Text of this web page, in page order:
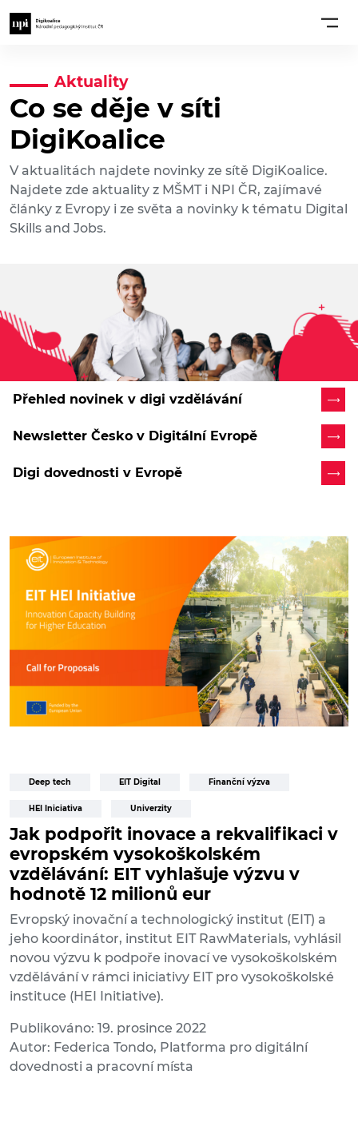
Aktuality
Co se děje v síti
DigiKoalice
V aktualitách najdete novinky ze sítě DigiKoalice.
Najdete zde aktuality z MŠMT i NPI ČR, zajímavé
články z Evropy i ze světa a novinky k tématu Digital
Skills and Jobs.
Přehled novinek v digi vzdělávání
Newsletter Česko v Digitální Evropě
Digi dovednosti v Evropě
Deep tech EIT Digital Finanční výzva
HEI Iniciativa Univerzity
Jak podpořit inovace a rekvalifikaci v
evropském vysokoškolském
vzdělávání: EIT vyhlašuje výzvu v
hodnotě 12 milionů eur
Evropský inovační a technologický institut (EIT) a
jeho koordinátor, institut EIT RawMaterials, vyhlásil
novou výzvu k podpoře inovací ve vysokoškolském
vzdělávání v rámci iniciativy EIT pro vysokoškolské
instituce (HEI Initiative).
Publikováno: 19. prosince 2022
Autor: Federica Tondo, Platforma pro digitální
dovednosti a pracovní místa